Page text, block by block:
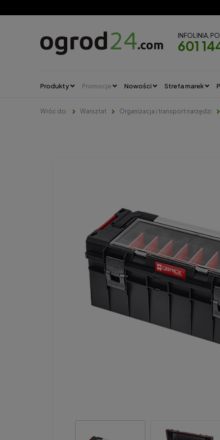
INFOLINIA,
601
Produkty Promocje Nowości Strefa marek
Warsztat Organizacja i transport narzędzi